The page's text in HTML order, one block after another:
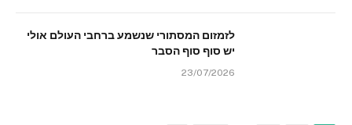
לזמזום המסתורי שנשמע ברחבי העולם אולי
יש סוף סוף הסבר
23/07/2026